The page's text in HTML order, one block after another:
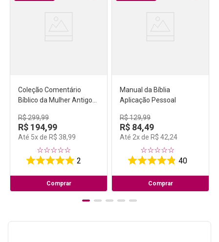
Coleção Comentário
Bíblico da Mulher Antigo
2)
R$299,99
R$ 194,99
Até 5x de R$ 38,99
☆☆☆☆☆
2
Comprar
Manual da Bíblia
Aplicação Pessoal
R$129,99
R$ 84,49
Até 2x de R$ 42,24
☆☆☆☆☆
40
Comprar